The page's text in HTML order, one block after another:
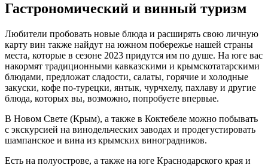
Гастрономический и винный туризм
Любители пробовать новые блюда и расширять свою личную
карту вин также найдут на южном побережье нашей страны
места, которые в сезоне 2023 придутся им по душе. На юге вас
накормят традиционными кавказскими и крымскотатарскими
блюдами, предложат сладости, салаты, горячие и холодные
закуски, кофе по-турецки, янтык, чурчхелу, пахлаву и другие
блюда, которых вы, возможно, попробуете впервые.
В Новом Свете (Крым), а также в Коктебеле можно побывать
с экскурсией на винодельческих заводах и продегустировать
шампанское и вина из крымских виноградников.
Есть на полуострове, а также на юге Краснодарского края и